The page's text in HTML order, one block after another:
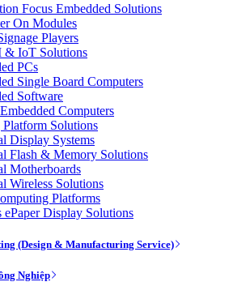
Focus Embedded Solutions
On Modules
Players
& IoT Solutions
PCs
Single Board Computers
Software
Computers
Solutions
Display Systems
Flash & Memory Solutions
Motherboards
Wireless Solutions
Platforms
ePaper Display Solutions
(Design & Manufacturing Service)
Nghiệp